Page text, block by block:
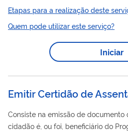
públicos efetivos para o Regime de
Servidores Públicos, denominado
Previdência Social (RPPS). Quando
somente para ex-servidor pelo
Pessoas da Progep. A
certidãovisa
possibilita a contagem recíproca do
Etapas para a realização deste
Quem pode utilizar este serviço?
Iniciar
Emitir Certidão de
Consiste na emissão de
cidadão é, ou foi, beneficiário do